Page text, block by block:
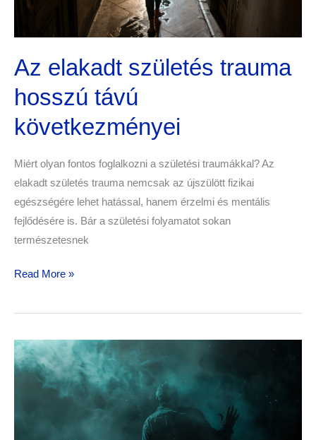
Az elakadt születés trauma
hosszú távú
következményei
Miért olyan fontos foglalkozni a születési traumákkal? Az
elakadt születés trauma nemcsak az újszülött fizikai
egészségére lehet hatással, hanem érzelmi és mentális
fejlődésére is. Bár a születési folyamatot sokan
természetesnek
Read More »
Az
Apa
szerepe